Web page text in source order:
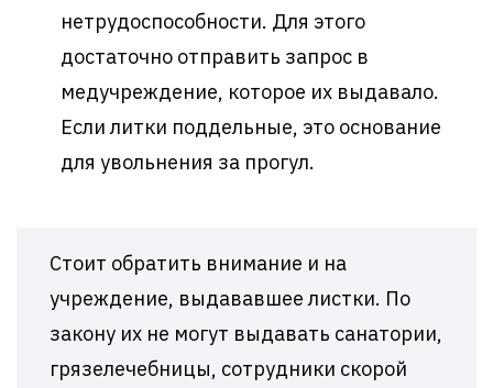
нетрудоспособности. Для этого
достаточно отправить запрос в
медучреждение, которое их выдавало.
Если литки поддельные, это основание
для увольнения за прогул.
Стоит обратить внимание и на
учреждение, выдававшее листки. По
закону их не могут выдавать санатории,
грязелечебницы, сотрудники скорой